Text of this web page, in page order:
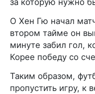
О Хен Гю начал
втором тайме он
минуте забил гол,
Корее победу со
Таким образом,
пропустить игру, к